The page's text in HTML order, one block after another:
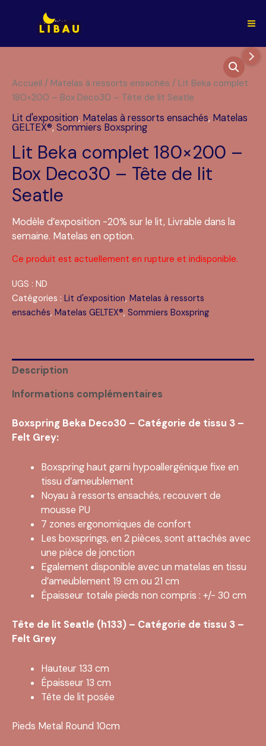
Accueil / Matelas à ressorts ensachés / Lit Beka complet
180×200 – Box Deco30 – Tête de lit Seatle
Lit d'exposition, Matelas à ressorts ensachés, Matelas
GELTEX®,Sommiers Boxspring
Lit Beka complet 180×200 –
Box Deco30 – Tête de lit
Seatle
Modèle d’exposition -20% sur le lit, Livrable dans la
semaine. Matelas en option.
Ce produit est actuellement en rupture et indisponible.
UGS : ND
Catégories : Lit d'exposition, Matelas à ressorts
ensachés, Matelas GELTEX®, Sommiers Boxspring
Description
Informations complémentaires
Boxspring Beka Deco30 – Catégorie de tissu 3 –
Felt Grey:
Boxspring haut garni hypoallergénique fixe en
tissu d’ameublement
Noyau à ressorts ensachés, recouvert de
mousse PU
7 zones ergonomiques de confort
Les boxsprings, en 2 pièces, sont attachés avec
une pièce de jonction
Egalement disponible avec un matelas en tissu
d’ameublement 19 cm ou 21 cm
Épaisseur totale pieds non compris : +/- 30 cm
Tête de lit Seatle (h133) – Catégorie de tissu 3 –
Felt Grey
Hauteur 133 cm
Épaisseur 13 cm
Tête de lit posée
Pieds Metal Round 10cm